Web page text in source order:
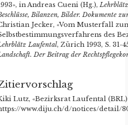
in Andreas Cueni (Hg.),
Bilanzen, Bilder. Dokumente
Jecker, «Vom Musterfall
des
Laufental, Zürich 1993, S. 31-
Der Beitrag der
Lutz, «Bezirksrat Laufental
www.diju.ch/d/notices/detail/